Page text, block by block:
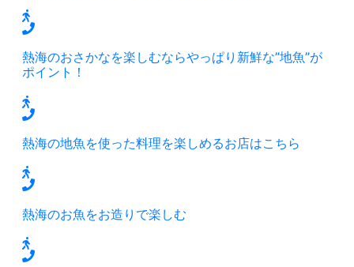
熱海のおさかなを楽しむならやっぱり新鮮な”地魚”が
ポイント！
熱海の地魚を使った料理を楽しめるお店はこちら
熱海のお魚をお造りで楽しむ